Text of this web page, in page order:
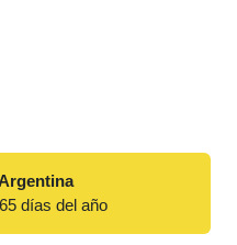
días del año